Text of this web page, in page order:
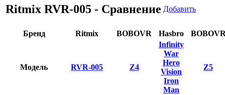
Ritmix RVR-005 - Сравнение Добавить
Бренд Ritmix BOBOVR Hasbro
Модель RVR-005 Z4
Infinity
War
Hero
Vision
Iron
Man
Z5